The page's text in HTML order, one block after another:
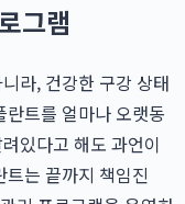
그램
라, 건강한 구강 상태
트를 얼마나 오랫동
있다고 해도 과언이
는 끝까지 책임진